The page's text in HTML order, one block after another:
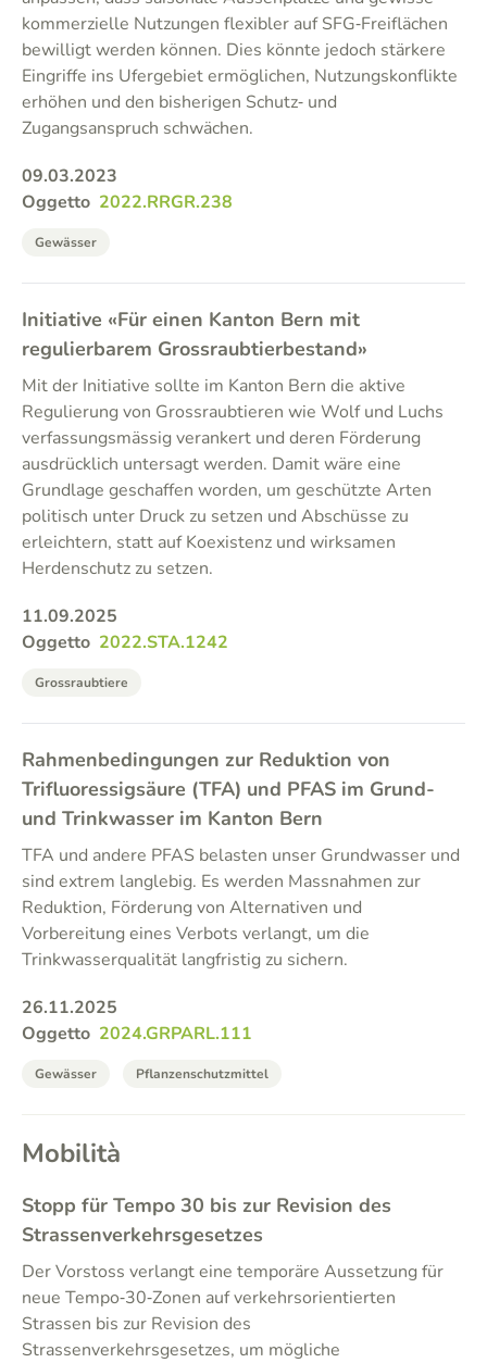
kommerzielle Nutzungen flexibler auf SFG‑Freiflächen
bewilligt werden können. Dies könnte jedoch stärkere
Eingriffe ins Ufergebiet ermöglichen, Nutzungskonflikte
erhöhen und den bisherigen Schutz‑ und
Zugangsanspruch schwächen.
09.03.2023
Oggetto 2022.RRGR.238
Gewässer
Initiative «Für einen Kanton Bern mit
regulierbarem Grossraubtierbestand»
Mit der Initiative sollte im Kanton Bern die aktive
Regulierung von Grossraubtieren wie Wolf und Luchs
verfassungsmässig verankert und deren Förderung
ausdrücklich untersagt werden. Damit wäre eine
Grundlage geschaffen worden, um geschützte Arten
politisch unter Druck zu setzen und Abschüsse zu
erleichtern, statt auf Koexistenz und wirksamen
Herdenschutz zu setzen.
11.09.2025
Oggetto 2022.STA.1242
Grossraubtiere
Rahmenbedingungen zur Reduktion von
Trifluoressigsäure (TFA) und PFAS im Grund-
und Trinkwasser im Kanton Bern
TFA und andere PFAS belasten unser Grundwasser und
sind extrem langlebig. Es werden Massnahmen zur
Reduktion, Förderung von Alternativen und
Vorbereitung eines Verbots verlangt, um die
Trinkwasserqualität langfristig zu sichern.
26.11.2025
Oggetto 2024.GRPARL.111
Gewässer Pflanzenschutzmittel
Mobilità
Stopp für Tempo 30 bis zur Revision des
Strassenverkehrsgesetzes
Der Vorstoss verlangt eine temporäre Aussetzung für
neue Tempo‑30‑Zonen auf verkehrsorientierten
Strassen bis zur Revision des
Strassenverkehrsgesetzes, um mögliche